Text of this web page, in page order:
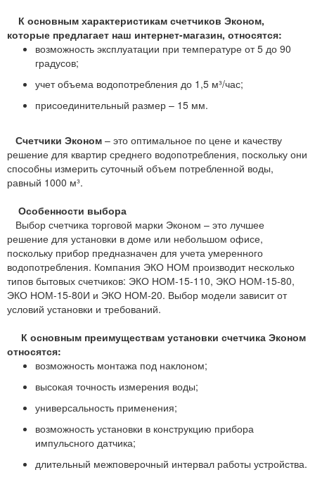
К основным характеристикам счетчиков Эконом,
которые предлагает наш интернет-магазин, относятся:
возможность эксплуатации при температуре от 5 до 90
градусов;
учет объема водопотребления до 1,5 м³/час;
присоединительный размер – 15 мм.
Счетчики Эконом – это оптимальное по цене и качеству
решение для квартир среднего водопотребления, поскольку они
способны измерить суточный объем потребленной воды,
равный 1000 м³.
Особенности выбора
Выбор счетчика торговой марки Эконом – это лучшее
решение для установки в доме или небольшом офисе,
поскольку прибор предназначен для учета умеренного
водопотребления. Компания ЭКО НОМ производит несколько
типов бытовых счетчиков: ЭКО НОМ-15-110, ЭКО НОМ-15-80,
ЭКО НОМ-15-80И и ЭКО НОМ-20. Выбор модели зависит от
условий установки и требований.
К основным преимуществам установки счетчика Эконом
относятся:
возможность монтажа под наклоном;
высокая точность измерения воды;
универсальность применения;
возможность установки в конструкцию прибора
импульсного датчика;
длительный межповерочный интервал работы устройства.